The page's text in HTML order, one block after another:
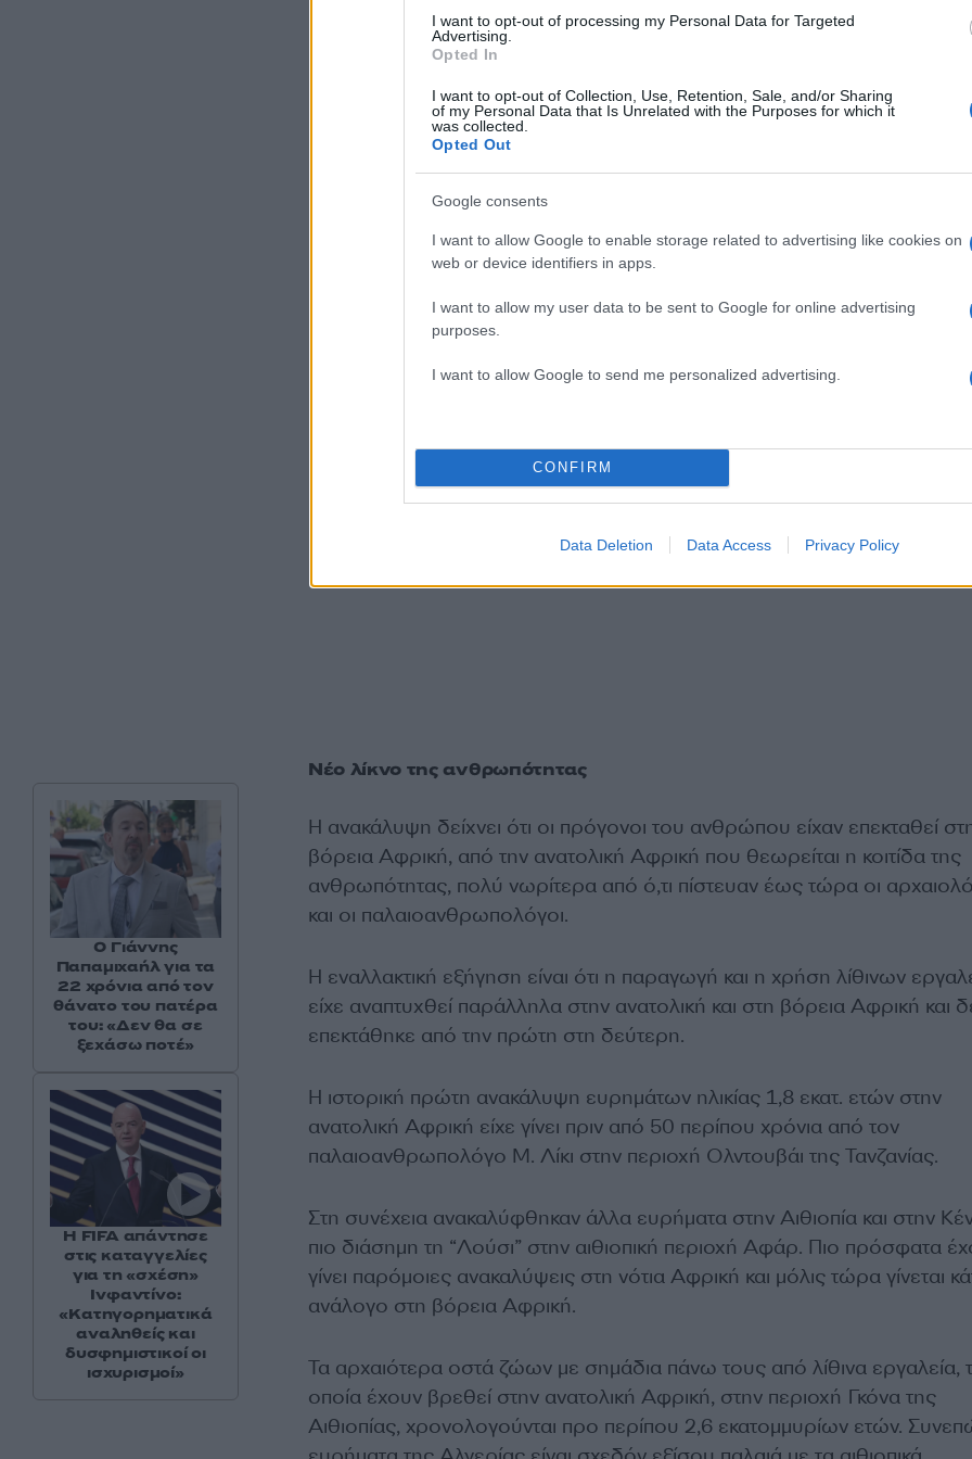
I want to opt-out of processing my Personal Data for Targeted
Advertising.
Opted In
I want to opt-out of Collection, Use, Retention, Sale, and/or Sharing
of my Personal Data that Is Unrelated with the Purposes for which it
was collected.
Opted Out
Google consents
I want to allow Google to enable storage related to advertising like cookies on
web or device identifiers in apps.
I want to allow my user data to be sent to Google for online advertising
purposes.
I want to allow Google to send me personalized advertising.
CONFIRM
Data Deletion Data Access Privacy Policy
Νέο λίκνο της ανθρωπότητας
Η ανακάλυψη δείχνει ότι οι πρόγονοι του ανθρώπου είχαν επεκταθεί
βόρεια Αφρική, από την ανατολική Αφρική που θεωρείται η κοιτίδα της
ανθρωπότητας, πολύ νωρίτερα από ό,τι πίστευαν έως τώρα οι
και οι παλαιοανθρωπολόγοι.
Η εναλλακτική εξήγηση είναι ότι η παραγωγή και η χρήση λίθινων
είχε αναπτυχθεί παράλληλα στην ανατολική και στη βόρεια Αφρική και
επεκτάθηκε από την πρώτη στη δεύτερη.
Η ιστορική πρώτη ανακάλυψη ευρημάτων ηλικίας 1,8 εκατ. ετών στην
ανατολική Αφρική είχε γίνει πριν από 50 περίπου χρόνια από τον
παλαιοανθρωπολόγο Μ. Λίκι στην περιοχή Ολντουβάι της Τανζανίας.
Στη συνέχεια ανακαλύφθηκαν άλλα ευρήματα στην Αιθιοπία και στην
πιο διάσημη τη “Λούσι” στην αιθιοπική περιοχή Αφάρ. Πιο πρόσφατα
γίνει παρόμοιες ανακαλύψεις στη νότια Αφρική και μόλις τώρα γίνεται
ανάλογο στη βόρεια Αφρική.
Τα αρχαιότερα οστά ζώων με σημάδια πάνω τους από λίθινα εργαλεία,
οποία έχουν βρεθεί στην ανατολική Αφρική, στην περιοχή Γκόνα της
Αιθιοπίας, χρονολογούνται προ περίπου 2,6 εκατομμυρίων ετών.
Ο Γιάννης
Παπαμιχαήλ για τα
22 χρόνια από τον
θάνατο του πατέρα
του: «Δεν θα σε
ξεχάσω ποτέ»
Η FIFA απάντησε
στις καταγγελίες
για τη «σχέση»
Ινφαντίνο:
«Κατηγορηματικά
αναληθείς και
δυσφημιστικοί οι
ισχυρισμοί»